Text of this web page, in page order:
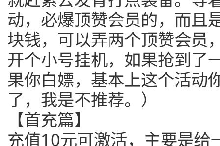
动，必爆顶赞会员的，而且
块钱，可以弄两个顶赞会员
开个小号挂机，如果抢到了
果你白嫖，基本上这个活动
了，我是不推荐。）
【首充篇】
充值10元可激活，主要是给